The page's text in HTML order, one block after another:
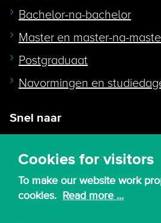
Cookies for visitors
To make our website work
cookies. Read more ...
Bachelor-na-bachelor
Master en master-na-
Postgraduaat
Navormingen en
Snel naar
Webmail
Canvas